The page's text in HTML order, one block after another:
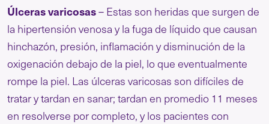
Úlceras varicosas– Estas son heridas que surgen de
la hipertensión venosa y la fuga de líquido que causan
hinchazón, presión, inflamación y disminución de la
oxigenación debajo de la piel, lo que eventualmente
rompe la piel. Las úlceras varicosas son difíciles de
tratar y tardan en sanar; tardan en promedio 11 meses
en resolverse por completo, y los pacientes con